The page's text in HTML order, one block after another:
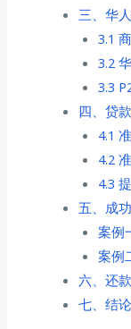
三、华
3.1
3.2
3.3
四、贷
4.1
4.2
4.3
五、成
案例
案例
六、还
七、结